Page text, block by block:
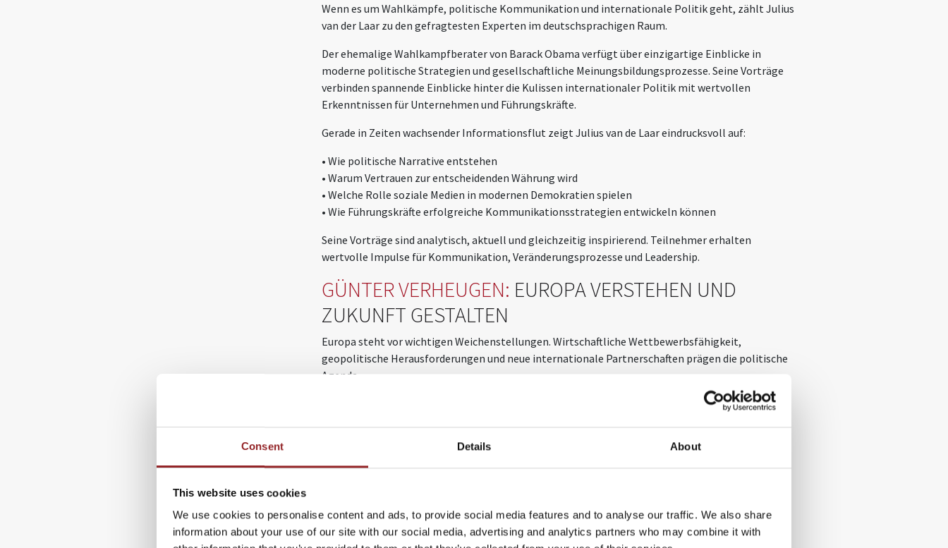
Consent Details About
This website uses cookies
We use cookies to personalise content and ads, to provide social media features and to analyse our traffic. We also share
information about your use of our site with our social media, advertising and analytics partners who may combine it with
Wenn es um Wahlkämpfe, politische Kommunikation und internationale Politik geht, zählt Julius
van der Laar zu den gefragtesten Experten im deutschsprachigen Raum.
Der ehemalige Wahlkampfberater von Barack Obama verfügt über einzigartige Einblicke in
moderne politische Strategien und gesellschaftliche Meinungsbildungsprozesse. Seine Vorträge
verbinden spannende Einblicke hinter die Kulissen internationaler Politik mit wertvollen
Erkenntnissen für Unternehmen und Führungskräfte.
Gerade in Zeiten wachsender Informationsflut zeigt Julius van de Laar eindrucksvoll auf:
• Wie politische Narrative entstehen
• Warum Vertrauen zur entscheidenden Währung wird
• Welche Rolle soziale Medien in modernen Demokratien spielen
• Wie Führungskräfte erfolgreiche Kommunikationsstrategien entwickeln können
Seine Vorträge sind analytisch, aktuell und gleichzeitig inspirierend. Teilnehmer erhalten
wertvolle Impulse für Kommunikation, Veränderungsprozesse und Leadership.
GÜNTER VERHEUGEN: EUROPA VERSTEHEN UND
ZUKUNFT GESTALTEN
Europa steht vor wichtigen Weichenstellungen. Wirtschaftliche Wettbewerbsfähigkeit,
geopolitische Herausforderungen und neue internationale Partnerschaften prägen die politische
Agenda.
Als ehemaliger Vizepräsident der Europäischen Kommission verfügt Günter Verheugen über
Unternehmen und Märkte einzuordnen.
• Der Zukunft der Europäischen Union
• Wirtschaftspolitischen Herausforderungen Europas
• Globalen Machtverschiebungen